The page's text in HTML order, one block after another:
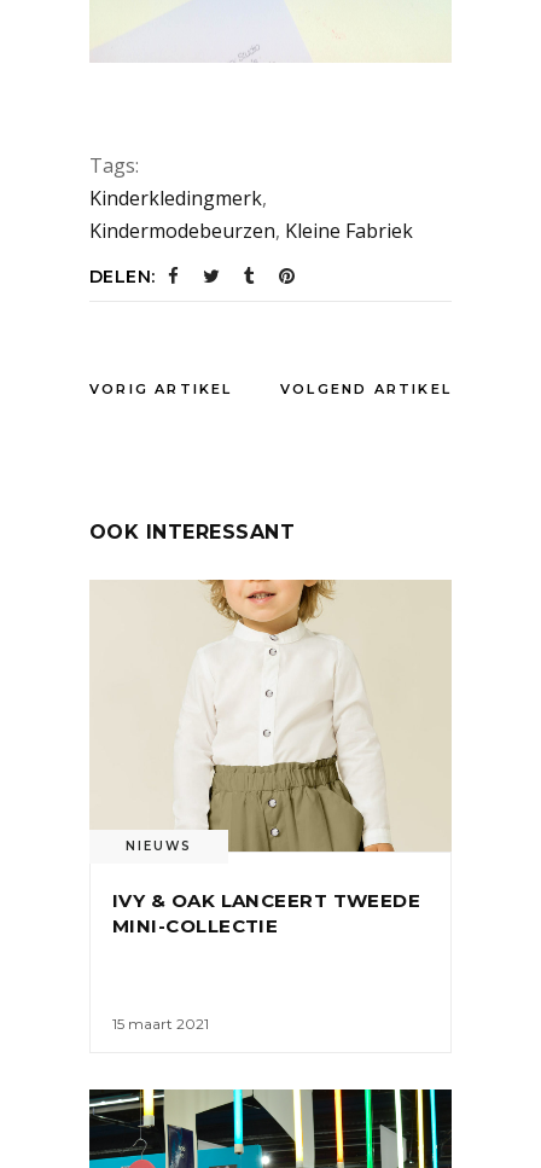
Tags:
Kinderkledingmerk,
Kindermodebeurzen, Kleine Fabriek
DELEN:
VORIG ARTIKEL VOLGEND ARTIKEL
OOK INTERESSANT
NIEUWS
IVY & OAK LANCEERT TWEEDE
MINI-COLLECTIE
15 maart 2021